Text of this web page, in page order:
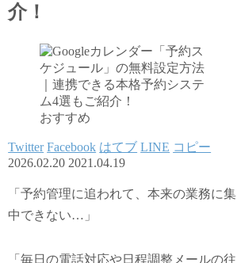
介！
おすすめ
Twitter Facebook はてブ LINE コピー
2026.02.20 2021.04.19
「予約管理に追われて、本来の業務に集
中できない…」
「毎日の電話対応や日程調整メールの往